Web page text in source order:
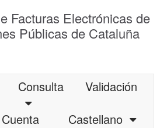
Facturas Electrónicas de
Públicas de Cataluña
Consulta
Validación
Castellano